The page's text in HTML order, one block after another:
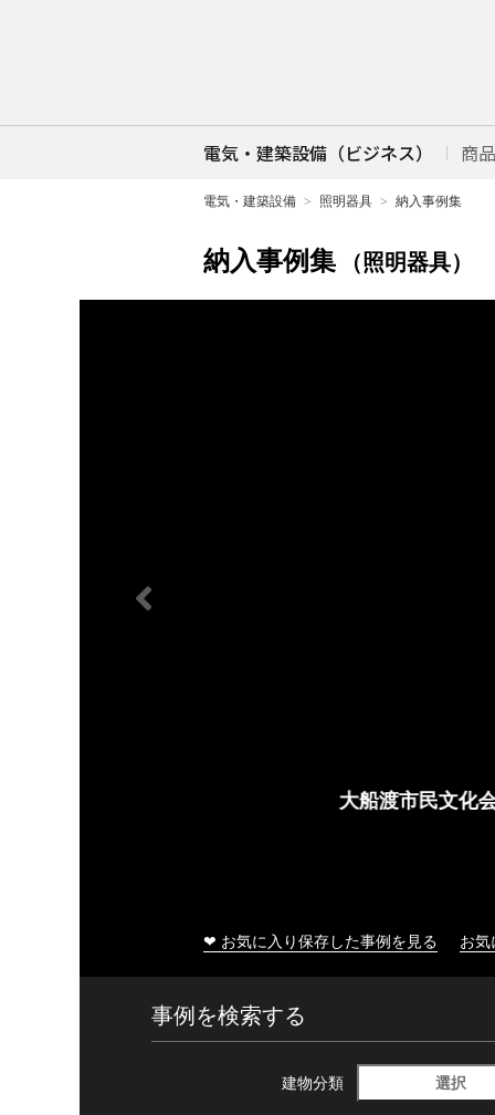
電気・建築設備（ビジネス） 商
電気・建築設備 照明器具 納入事例集
納入事例集 （照明器具）
❤ お気に入り保存した事例を見る お
事例を検索する
建物分類 選択